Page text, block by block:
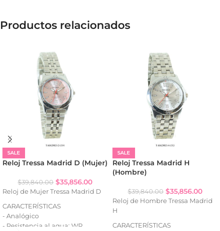
Productos relacionados
SALE
Reloj Tressa Madrid D (Mujer)
$39,840.00 $35,856.00
Reloj de Mujer Tressa Madrid D
CARACTERÍSTICAS
- Analógico
- Resistencia al agua: WR
SALE
Reloj Tressa Madrid H
(Hombre)
$39,840.00 $35,856.00
Reloj de Hombre Tressa Madrid
H
CARACTERÍSTICAS